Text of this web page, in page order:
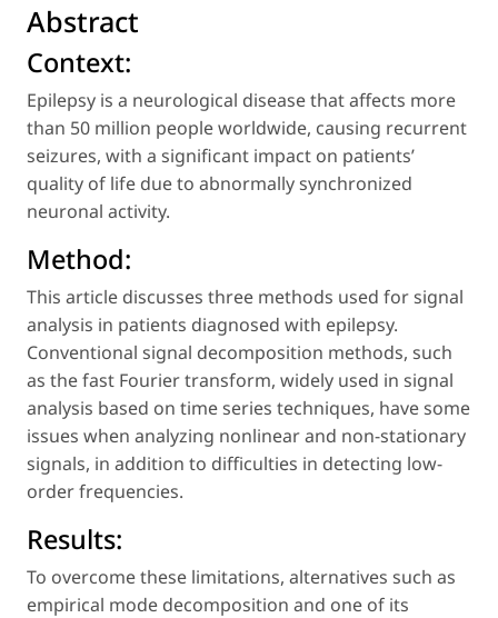
Abstract
Context:
Epilepsy is a neurological disease that affects more
than 50 million people worldwide, causing recurrent
seizures, with a significant impact on patients’
quality of life due to abnormally synchronized
neuronal activity.
Method:
This article discusses three methods used for signal
analysis in patients diagnosed with epilepsy.
Conventional signal decomposition methods, such
as the fast Fourier transform, widely used in signal
analysis based on time series techniques, have some
issues when analyzing nonlinear and non-stationary
signals, in addition to difficulties in detecting low-
order frequencies.
Results:
To overcome these limitations, alternatives such as
empirical mode decomposition and one of its